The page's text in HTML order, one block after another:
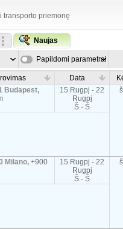
transporto priemonę
Naujas
Papildomi parametrai
Data
Budapest,
15 Rugpj - 22
Rugpj
Š - Š
Milano,+900
15 Rugpj - 22
Rugpj
Š - Š